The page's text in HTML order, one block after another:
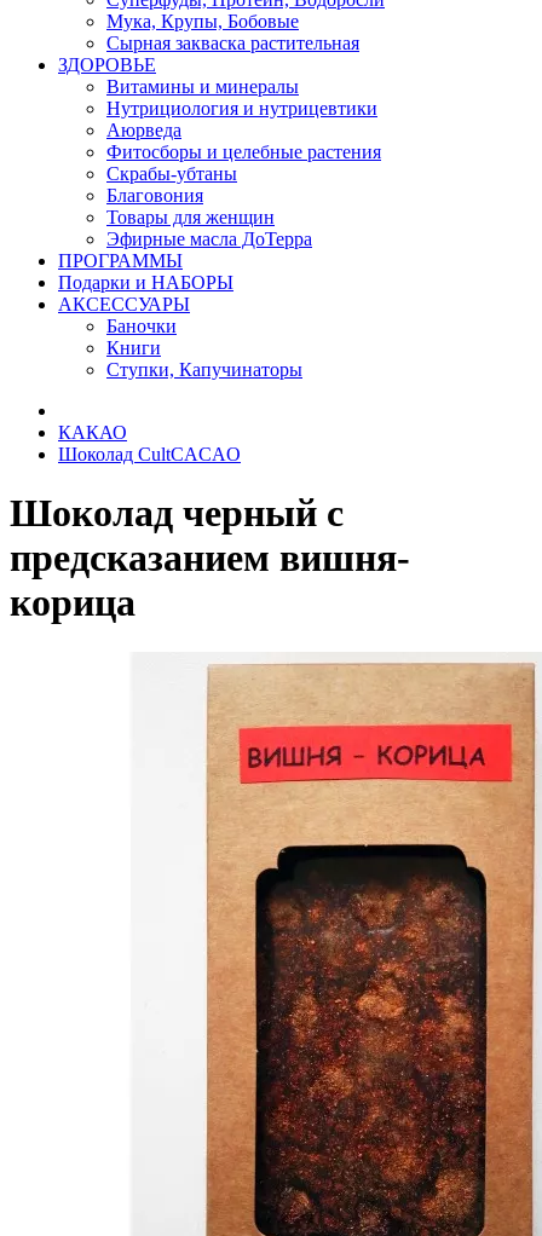
Мука, Крупы, Бобовые
Сырная закваска растительная
ЗДОРОВЬЕ
Витамины и минералы
Нутрициология и нутрицевтики
Аюрведа
Фитосборы и целебные растения
Скрабы-убтаны
Благовония
Товары для женщин
Эфирные масла ДоТерра
ПРОГРАММЫ
Подарки и НАБОРЫ
АКСЕССУАРЫ
Баночки
Книги
Ступки, Капучинаторы
КАКАО
Шоколад CultCACAO
Шоколад черный с
предсказанием вишня-
корица